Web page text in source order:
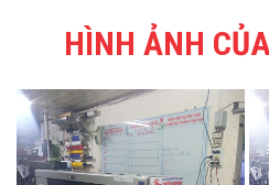
HÌNH ẢNH